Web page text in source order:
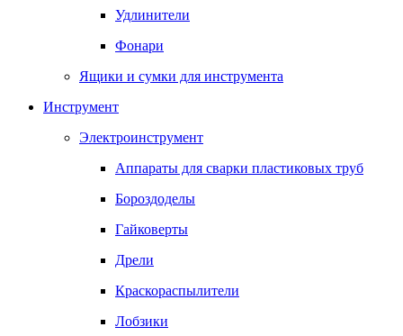
Удлинители
Фонари
Ящики и сумки для инструмента
Инструмент
Электроинструмент
Аппараты для сварки пластиковых труб
Бороздоделы
Гайковерты
Дрели
Краскораспылители
Лобзики